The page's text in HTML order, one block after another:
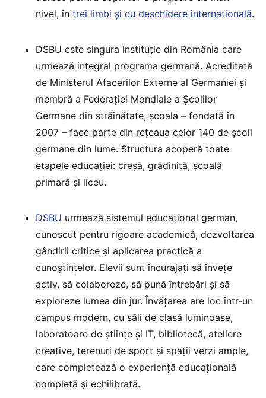
nivel, în trei limbi și cu deschidere internațională.
DSBU este singura instituție din România care
urmează integral programa germană. Acreditată
de Ministerul Afacerilor Externe al Germaniei și
membră a Federației Mondiale a Școlilor
Germane din străinătate, școala – fondată în
2007 – face parte din rețeaua celor 140 de școli
germane din lume. Structura acoperă toate
etapele educației: creșă, grădiniță, școală
primară și liceu.
DSBU urmează sistemul educațional german,
cunoscut pentru rigoare academică, dezvoltarea
gândirii critice și aplicarea practică a
cunoștințelor. Elevii sunt încurajați să învețe
activ, să colaboreze, să pună întrebări și să
exploreze lumea din jur. Învățarea are loc într-un
campus modern, cu săli de clasă luminoase,
laboratoare de științe și IT, bibliotecă, ateliere
creative, terenuri de sport și spații verzi ample,
care completează o experiență educațională
completă și echilibrată.